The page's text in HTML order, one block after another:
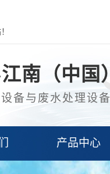
南（中国
备与废水处理设
产品中心